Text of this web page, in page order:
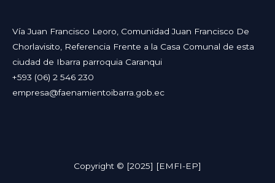
Vía Juan Francisco Leoro, Comunidad Juan Francisco De
Chorlavisito, Referencia Frente a la Casa Comunal de esta
ciudad de Ibarra parroquia Caranqui
+593 (06) 2 546 230
empresa@faenamientoibarra.gob.ec
Copyright © [2025] [EMFI-EP]